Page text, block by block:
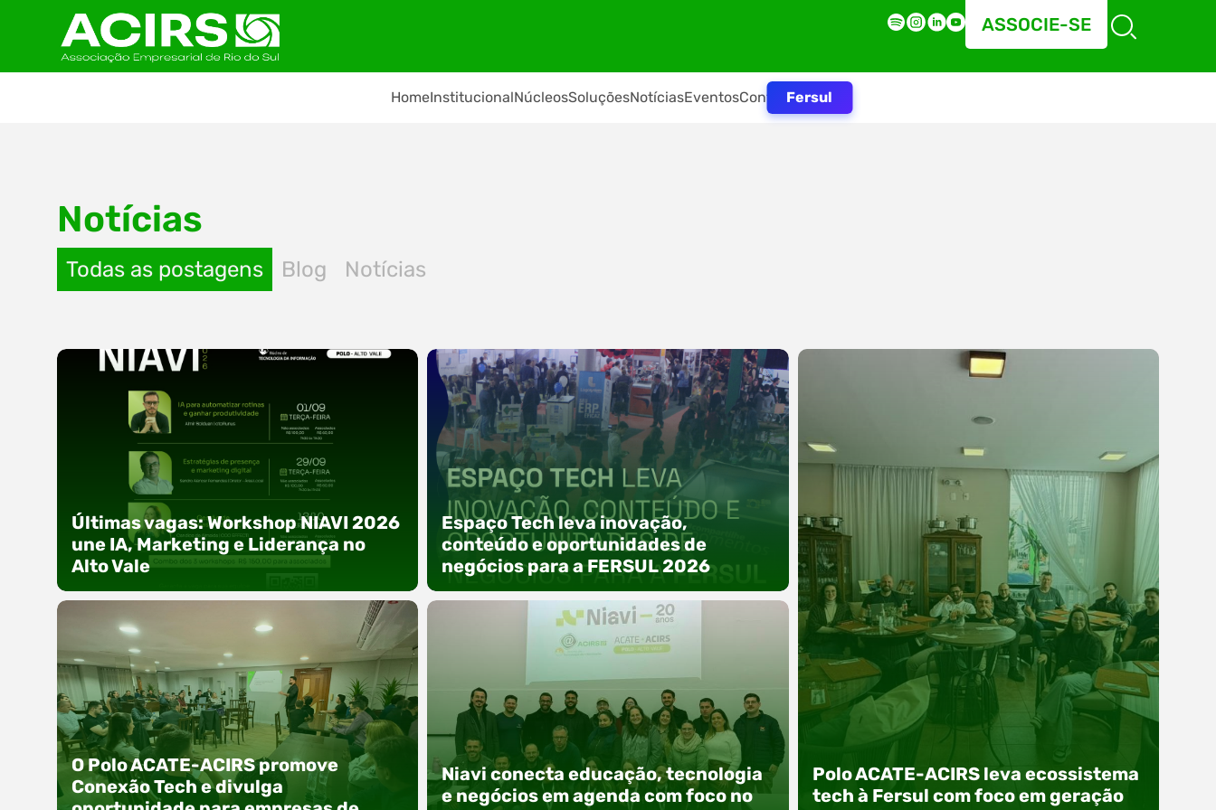
ASSOCIE-SE
HomeInstitucionalNúcleosSoluçõesNotíciasEventosContatoFersul
Notícias
Todas as postagens Blog Notícias
Últimas vagas: Workshop NIAVI 2026
une IA, Marketing e Liderança no
Alto Vale
Com o objetivo de impulsionar a produtividade,
a presença digital e a gestão nas empresas do
Alto Vale, o Núcleo de Tecnologia da Informação
(NIAVI), Polo ACATE-ACIRS, realiza a edição
Espaço Tech leva inovação,
conteúdo e oportunidades de
negócios para a FERSUL 2026
A 15ª FERSUL – Feira Multissetorial do Alto Vale
do Itajaí acontece nos dias 12, 13 e 14 de agosto
de 2026, no Centro de Eventos Hermann
Purnhagen, e contará com uma programação
O Polo ACATE-ACIRS promove
Conexão Tech e divulga
Niavi conecta educação, tecnologia
e negócios em agenda com foco no
Polo ACATE-ACIRS leva ecossistema
tech à Fersul com foco em geração